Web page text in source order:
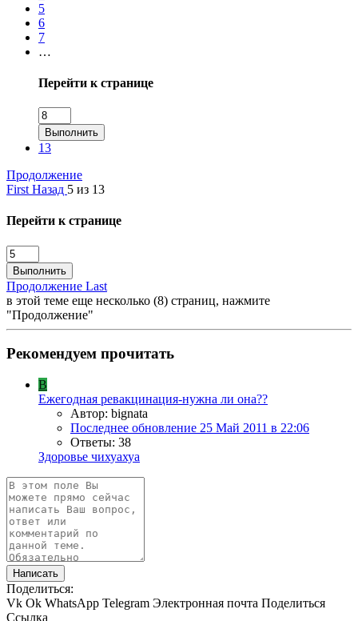
5
6
7
…
Перейти к странице
Выполнить
13
Продолжение
First Назад 5 из 13
Перейти к странице
Выполнить
Продолжение Last
в этой теме еще несколько (8) страниц, нажмите
"Продолжение"
Рекомендуем прочитать
B
Ежегодная ревакцинация-нужна ли она??
Автор: bignata
Последнее обновление 25 Май 2011 в 22:06
Ответы: 38
Здоровье чихуахуа
Написать
Поделиться:
Vk Ok WhatsApp Telegram Электронная почта Поделиться
Ссылка